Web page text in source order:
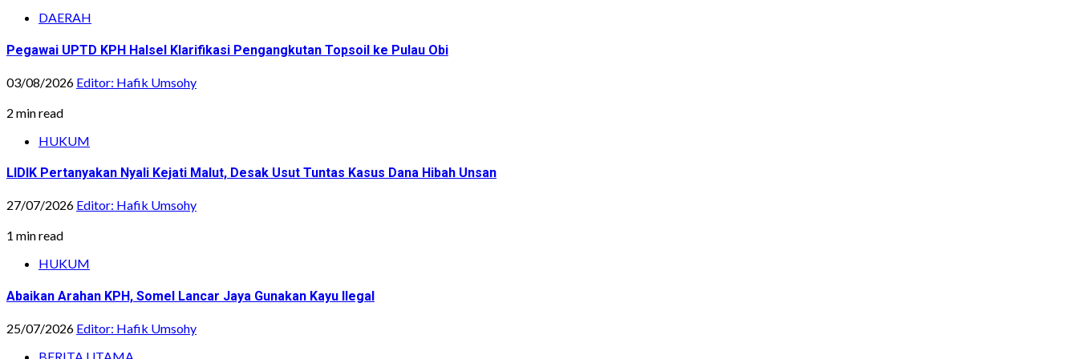
DAERAH
Pegawai UPTD KPH Halsel Klarifikasi Pengangkutan Topsoil ke Pulau Obi
03/08/2026 Editor: Hafik Umsohy
2 min read
HUKUM
LIDIK Pertanyakan Nyali Kejati Malut, Desak Usut Tuntas Kasus Dana Hibah Unsan
27/07/2026 Editor: Hafik Umsohy
1 min read
HUKUM
Abaikan Arahan KPH, Somel Lancar Jaya Gunakan Kayu Ilegal
25/07/2026 Editor: Hafik Umsohy